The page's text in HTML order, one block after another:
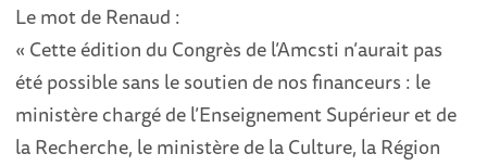
Le mot de Renaud :
« Cette édition du Congrès de l’Amcsti n’aurait pas
été possible sans le soutien de nos financeurs : le
ministère chargé de l’Enseignement Supérieur et de
la Recherche, le ministère de la Culture, la Région